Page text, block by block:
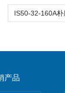
产品